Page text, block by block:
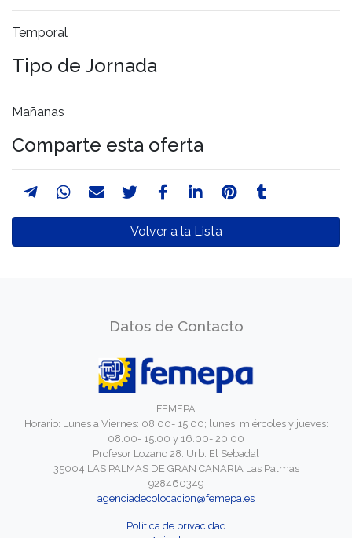
Temporal
Tipo de Jornada
Mañanas
Comparte esta oferta
Volver a la Lista
Datos de Contacto
FEMEPA
Horario: Lunes a Viernes: 08:00- 15:00; lunes, miércoles y jueves:
08:00- 15:00 y 16:00- 20:00
Profesor Lozano 28. Urb. El Sebadal
35004 LAS PALMAS DE GRAN CANARIA Las Palmas
928460349
agenciadecolocacion@femepa.es
Política de privacidad